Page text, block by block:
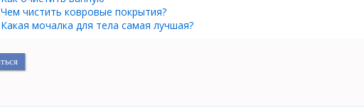
Чем чистить ковровые покрытия?
Какая мочалка для тела самая лучшая?